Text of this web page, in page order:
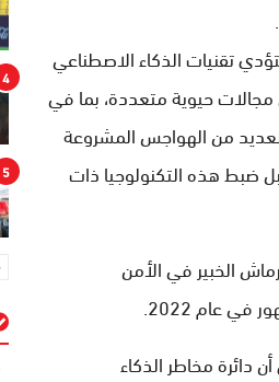
تقنيات الذكاء الاصطناعي
حيوية متعددة، بما في
من الهواجس المشروعة
ضبط هذه التكنولوجيا ذات
مضت، يقول مروان هرماش الخبير في الأمن
عام 2022.
دائرة مخاطر الذكاء
4
5